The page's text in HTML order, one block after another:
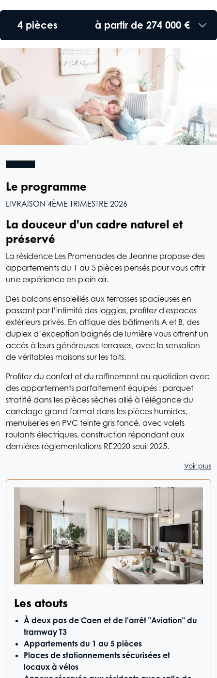
4 pièces à partir de 274 000 €
Le programme
LIVRAISON 4ÈME TRIMESTRE 2026
La douceur d'un cadre naturel et
préservé
La résidence Les Promenades de Jeanne propose des
appartements du 1 au 5 pièces pensés pour vous offrir
une expérience en plein air.
Des balcons ensoleillés aux terrasses spacieuses en
passant par l’intimité des loggias, profitez d'espaces
extérieurs privés. En attique des bâtiments A et B, des
duplex d’exception baignés de lumière vous offrent un
accès à leurs généreuses terrasses, avec la sensation
de véritables maisons sur les toits.
Profitez du confort et du raffinement au quotidien avec
des appartements parfaitement équipés : parquet
stratifié dans les pièces sèches allié à l'élégance du
carrelage grand format dans les pièces humides,
menuiseries en PVC teinte gris foncé, avec volets
roulants électriques, construction répondant aux
dernières réglementations RE2020 seuil 2025.
Voir plus
Les atouts
À deux pas de Caen et de l'arrêt "Aviation" du
tramway T3
Appartements du 1 au 5 pièces
Places de stationnements sécurisées et
locaux à vélos